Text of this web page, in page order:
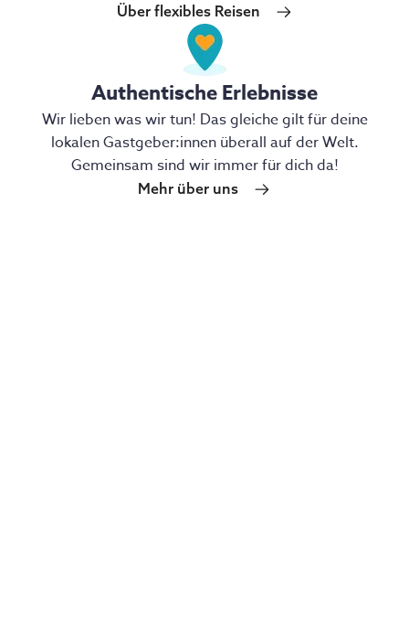
Über flexibles Reisen
Authentische Erlebnisse
Wir lieben was wir tun! Das gleiche gilt für deine
lokalen Gastgeber:innen überall auf der Welt.
Gemeinsam sind wir immer für dich da!
Mehr über uns